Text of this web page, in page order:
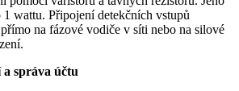
wattu. Připojení detekčních vstupů
na fázové vodiče v síti nebo na silové
správa účtu